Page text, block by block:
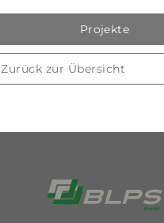
Zurück zur Übersicht
Projekte
Link zur Startseite